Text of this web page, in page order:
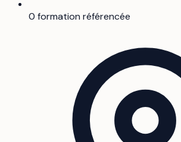
0 formation référencée